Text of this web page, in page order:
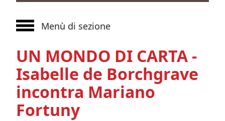
Menù di sezione
UN MONDO DI CARTA -
Isabelle de Borchgrave
incontra Mariano
Fortuny